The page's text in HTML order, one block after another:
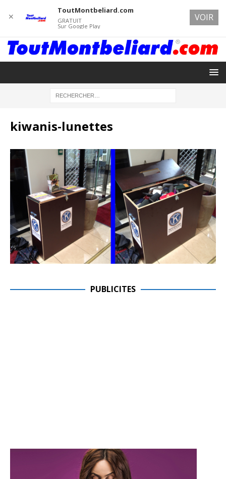
kiwanis-lunettes
PUBLICITES
✕
ToutMontbeliard.com
GRATUIT
Sur Google Play
VOIR